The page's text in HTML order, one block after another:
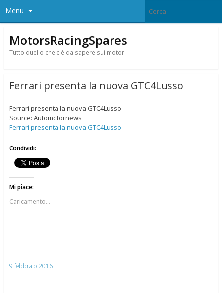
Menu
MotorsRacingSpares
Tutto quello che c'è da sapere sui motori
Ferrari presenta la nuova GTC4Lusso
Ferrari presenta la nuova GTC4Lusso
Source: Automotornews
Ferrari presenta la nuova GTC4Lusso
Condividi:
Mi piace:
Caricamento...
9 febbraio 2016